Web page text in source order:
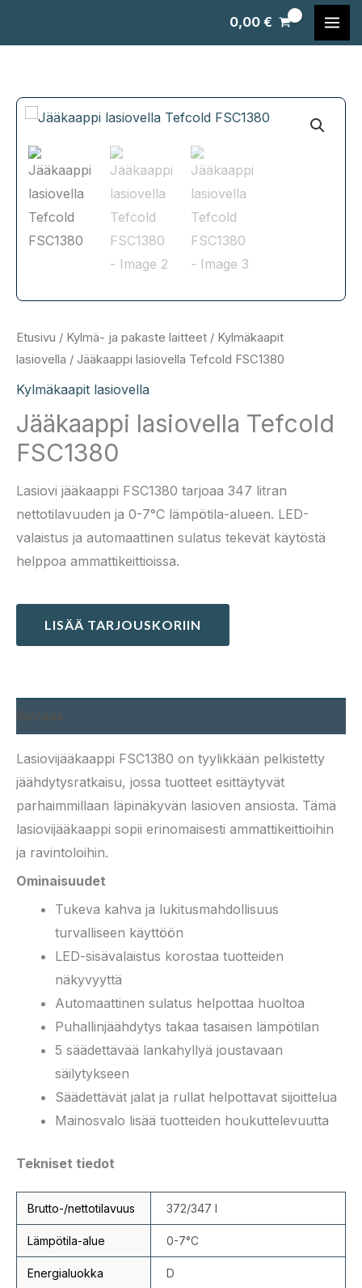
0,00€
Etusivu / Kylmä- ja pakaste laitteet / Kylmäkaapit
lasiovella / Jääkaappi lasiovella Tefcold FSC1380
Kylmäkaapit lasiovella
Jääkaappi lasiovella Tefcold
FSC1380
Lasiovi jääkaappi FSC1380 tarjoaa 347 litran
nettotilavuuden ja 0-7°C lämpötila-alueen. LED-
valaistus ja automaattinen sulatus tekevät käytöstä
helppoa ammattikeittioissa.
LISÄÄ TARJOUSKORIIN
Lasiovijääkaappi FSC1380 on tyylikkään pelkistetty
jäähdytysratkaisu, jossa tuotteet esittäytyvät
parhaimmillaan läpinäkyvän lasioven ansiosta. Tämä
lasiovijääkaappi sopii erinomaisesti ammattikeittioihin
ja ravintoloihin.
Ominaisuudet
Tukeva kahva ja lukitusmahdollisuus
turvalliseen käyttöön
LED-sisävalaistus korostaa tuotteiden
näkyvyyttä
Automaattinen sulatus helpottaa huoltoa
Puhallinjäähdytys takaa tasaisen lämpötilan
5 säädettävää lankahyllyä joustavaan
säilytykseen
Säädettävät jalat ja rullat helpottavat sijoittelua
Mainosvalo lisää tuotteiden houkuttelevuutta
Tekniset tiedot
Brutto-/nettotilavuus 372/347 l
Lämpötila-alue 0-7°C
Energialuokka D